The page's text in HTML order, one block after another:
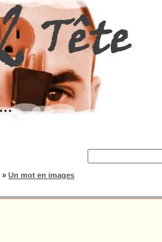
» Un mot en images